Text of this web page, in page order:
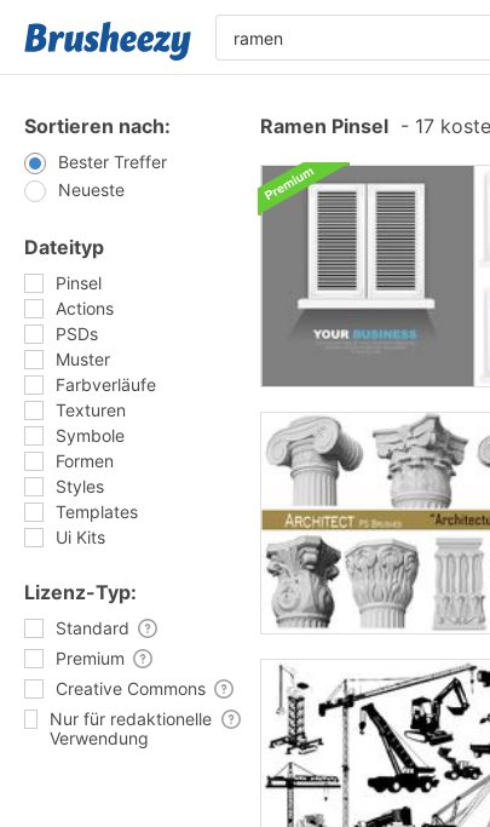
Sortieren nach:
Bester Treffer
Neueste
Dateityp
Pinsel
Actions
PSDs
Muster
Farbverläufe
Texturen
Symbole
Formen
Styles
Templates
Ui Kits
Lizenz-Typ:
Standard
Premium
Creative Commons
Nur für redaktionelle
Verwendung
Ramen Pinsel - 17